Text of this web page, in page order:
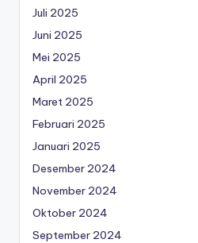
Juli 2025
Juni 2025
Mei 2025
April 2025
Maret 2025
Februari 2025
Januari 2025
Desember 2024
November 2024
Oktober 2024
September 2024